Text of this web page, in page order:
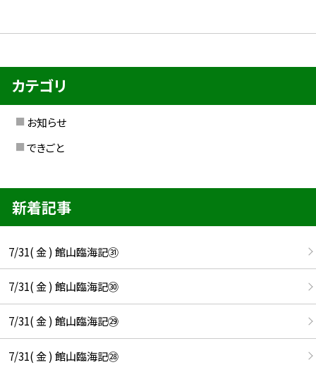
カテゴリ
お知らせ
できごと
新着記事
7/31( 金 ) 館山臨海記㉛
7/31( 金 ) 館山臨海記㉚
7/31( 金 ) 館山臨海記㉙
7/31( 金 ) 館山臨海記㉘